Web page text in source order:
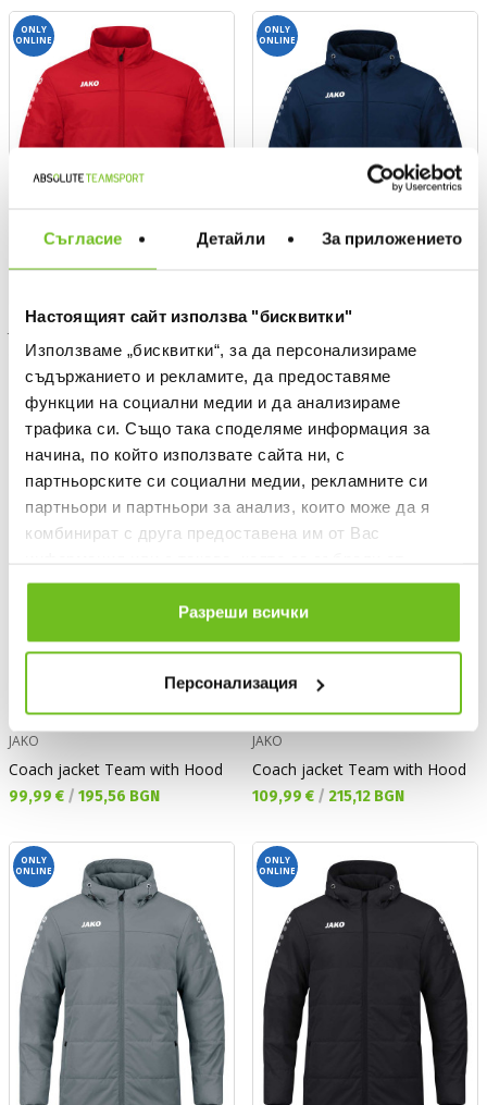
Съгласие Детайли За приложението
Настоящият сайт използва "бисквитки"
Използваме „бисквитки“, за да персонализираме
съдържанието и рекламите, да предоставяме
функции на социални медии и да анализираме
трафика си. Също така споделяме информация за
начина, по който използвате сайта ни, с
партньорските си социални медии, рекламните си
партньори и партньори за анализ, които може да я
комбинират с друга предоставена им от Вас
ползването от Ваша страна на услугите им.
Разреши всички
Персонализация
ONLY
ONLINE
JAKO
Coach jacket Team
Текуща цена:
89,99 €/176,01 BGN
ONLY
ONLINE
JAKO
Coach jacket Team with Hood
Текуща цена:
109,99 €/215,12 BGN
ONLINE
JAKO
Coach jacket Team with Hood
Текуща цена:
99,99 € / 195,56 BGN
ONLINE
JAKO
Coach jacket Team with Hood
Текуща цена:
109,99 € / 215,12 BGN
ONLY
ONLINE
ONLY
ONLINE